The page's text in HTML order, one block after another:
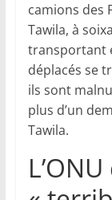
camions des
Tawila, à
transportant
déplacés se
ils sont
plus d’un
Tawila.